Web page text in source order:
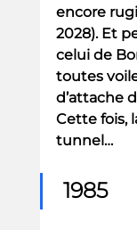
encore
2028). Et
celui de
toutes
d’attache
Cette fois,
tunnel…
1985